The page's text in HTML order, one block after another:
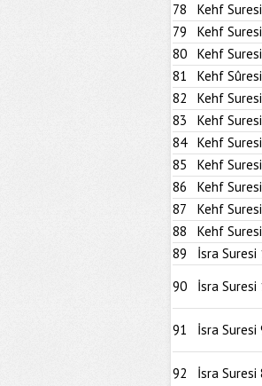
78
Kehf
79
Kehf
80
Kehf
81
Kehf
82
Kehf
83
Kehf
84
Kehf
85
Kehf
86
Kehf
87
Kehf
88
Kehf
89
İsra Suresi
90
İsra Suresi
91 İsra Suresi
92 İsra Suresi